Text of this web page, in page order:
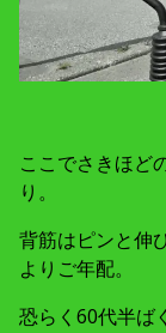
ここでさきほど
り。
背筋はピンと伸
よりご年配。
恐らく60代半ば